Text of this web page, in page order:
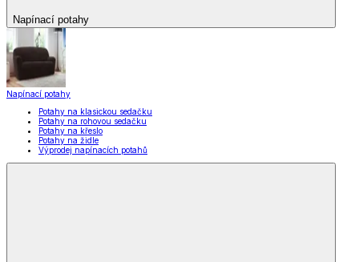
Napínací potahy
Napínací potahy
Potahy na klasickou sedačku
Potahy na rohovou sedačku
Potahy na křeslo
Potahy na židle
Výprodej napínacích potahů